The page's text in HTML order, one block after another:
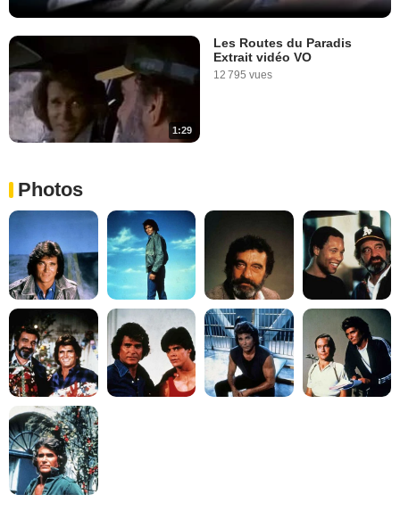
1:29
Les Routes du Paradis
Extrait vidéo VO
12 795 vues
Photos